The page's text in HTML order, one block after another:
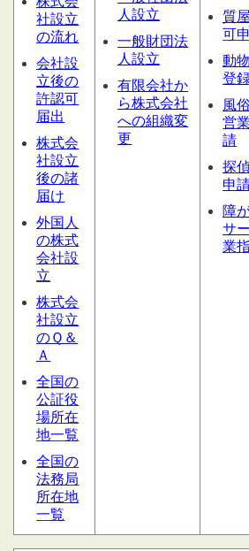
社設立
の流れ
会社設
立後の
許認可
届出
株式会
社設立
後の諸
届け
外国人
の株式
会社設
立
株式会
社設立
のＱ＆
Ａ
全国の
公証役
場所在
地一覧
全国の
法務局
所在地
一覧
人設立
一般財団法
人設立
有限会社か
ら株式会社
への組織変
更
質
可
動
登
風
営
請
探
申
障
サ
業